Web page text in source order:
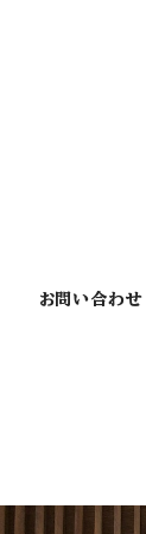
お問い合わせ